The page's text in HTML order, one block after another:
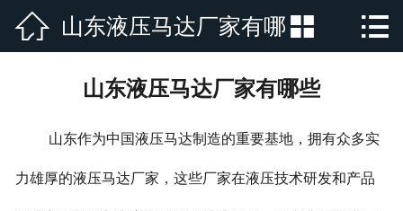
 网站首页
 山东液压马达厂家有哪
些
 
山东液压马达厂家有哪些
山东作为中国液压马达制造的重要基地，拥有众多实
力雄厚的液压马达厂家，这些厂家在液压技术研发和产品